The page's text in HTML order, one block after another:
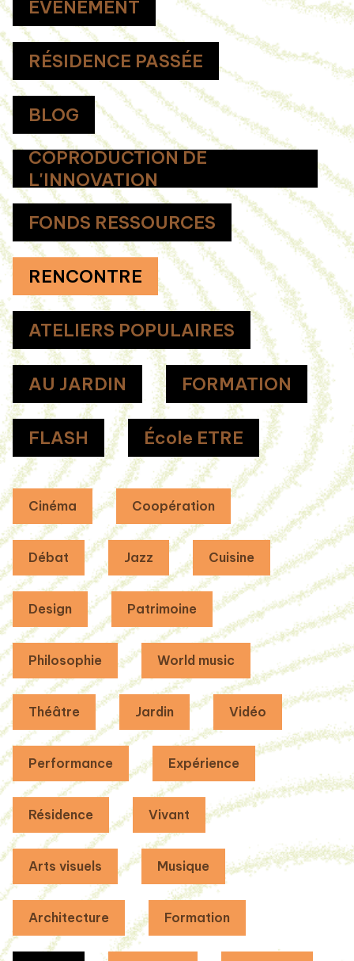
ÉVÉNEMENT
RÉSIDENCE PASSÉE
BLOG
COPRODUCTION DE
L'INNOVATION
FONDS RESSOURCES
RENCONTRE
ATELIERS POPULAIRES
AU JARDIN FORMATION
FLASH École ETRE
Cinéma Coopération
Débat Jazz Cuisine
Design Patrimoine
Philosophie World music
Théâtre Jardin Vidéo
Performance Expérience
Résidence Vivant
Arts visuels Musique
Architecture Formation